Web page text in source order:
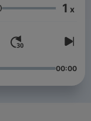
Hangerő 1 x
00:00